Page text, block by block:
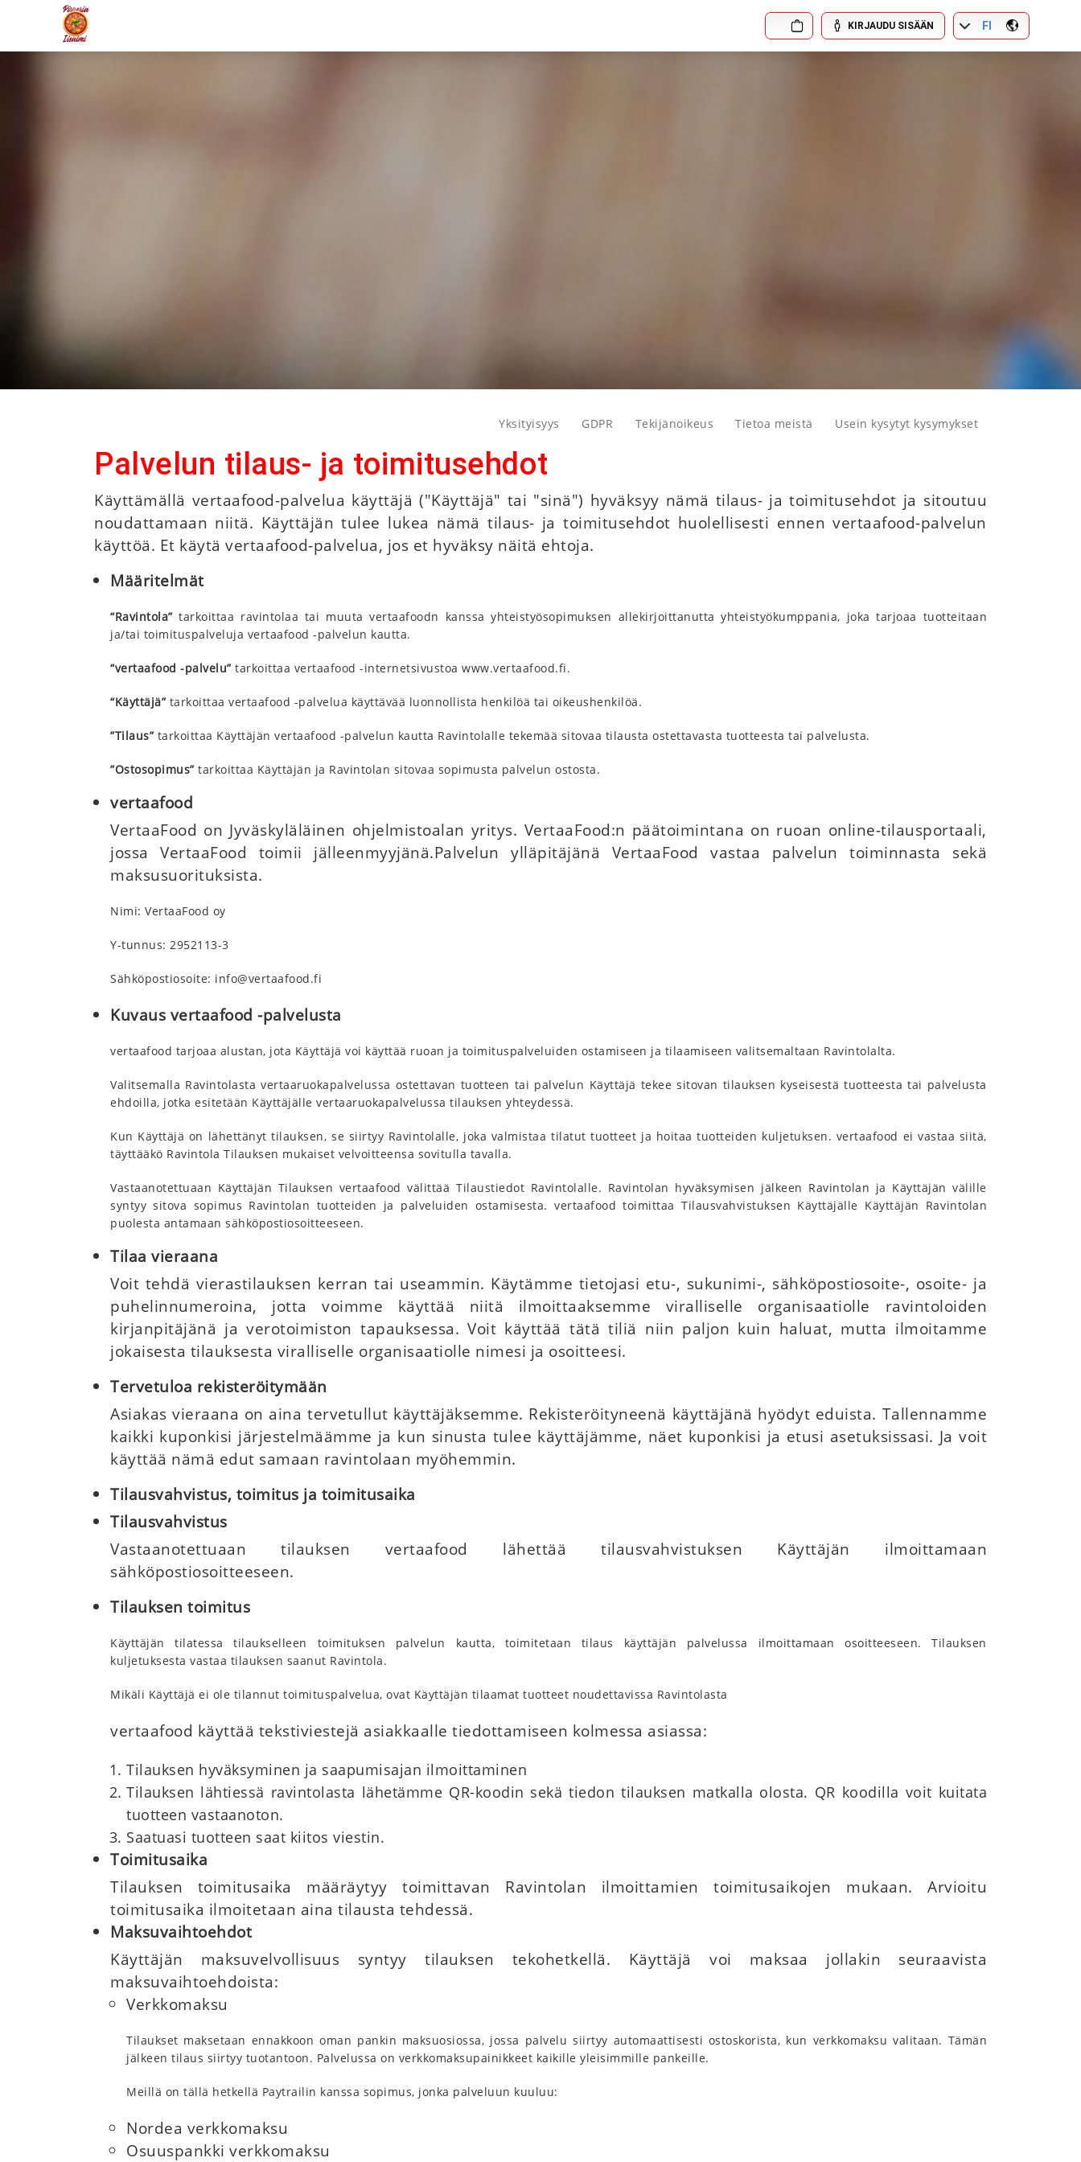
KIRJAUDU SISÄÄN FI
Yksityisyys GDPR Tekijänoikeus Tietoa meistä Usein kysytyt kysymykset
Palvelun tilaus- ja toimitusehdot
Käyttämällä vertaafood-palvelua käyttäjä ("Käyttäjä" tai "sinä") hyväksyy nämä tilaus- ja toimitusehdot ja sitoutuu
noudattamaan niitä. Käyttäjän tulee lukea nämä tilaus- ja toimitusehdot huolellisesti ennen vertaafood-palvelun
käyttöä. Et käytä vertaafood-palvelua, jos et hyväksy näitä ehtoja.
Määritelmät
“Ravintola”tarkoittaa ravintolaa tai muuta vertaafoodn kanssa yhteistyösopimuksen allekirjoittanutta yhteistyökumppania, joka tarjoaa tuotteitaan
ja/tai toimituspalveluja vertaafood -palvelun kautta.
“vertaafood -palvelu”tarkoittaa vertaafood -internetsivustoa www.vertaafood.fi.
“Käyttäjä”tarkoittaa vertaafood -palvelua käyttävää luonnollista henkilöä tai oikeushenkilöä.
”Tilaus”tarkoittaa Käyttäjän vertaafood -palvelun kautta Ravintolalle tekemää sitovaa tilausta ostettavasta tuotteesta tai palvelusta.
”Ostosopimus”tarkoittaa Käyttäjän ja Ravintolan sitovaa sopimusta palvelun ostosta.
vertaafood
VertaaFood on Jyväskyläläinen ohjelmistoalan yritys. VertaaFood:n päätoimintana on ruoan online-tilausportaali,
jossa VertaaFood toimii jälleenmyyjänä.Palvelun ylläpitäjänä VertaaFood vastaa palvelun toiminnasta sekä
maksusuorituksista.
Nimi: VertaaFood oy
Y-tunnus: 2952113-3
Sähköpostiosoite: info@vertaafood.fi
Kuvaus vertaafood -palvelusta
vertaafood tarjoaa alustan, jota Käyttäjä voi käyttää ruoan ja toimituspalveluiden ostamiseen ja tilaamiseen valitsemaltaan Ravintolalta.
Valitsemalla Ravintolasta vertaaruokapalvelussa ostettavan tuotteen tai palvelun Käyttäjä tekee sitovan tilauksen kyseisestä tuotteesta tai palvelusta
ehdoilla, jotka esitetään Käyttäjälle vertaaruokapalvelussa tilauksen yhteydessä.
Kun Käyttäjä on lähettänyt tilauksen, se siirtyy Ravintolalle, joka valmistaa tilatut tuotteet ja hoitaa tuotteiden kuljetuksen. vertaafood ei vastaa siitä,
täyttääkö Ravintola Tilauksen mukaiset velvoitteensa sovitulla tavalla.
Vastaanotettuaan Käyttäjän Tilauksen vertaafood välittää Tilaustiedot Ravintolalle. Ravintolan hyväksymisen jälkeen Ravintolan ja Käyttäjän välille
syntyy sitova sopimus Ravintolan tuotteiden ja palveluiden ostamisesta. vertaafood toimittaa Tilausvahvistuksen Käyttäjälle Käyttäjän Ravintolan
puolesta antamaan sähköpostiosoitteeseen.
Tilaa vieraana
Voit tehdä vierastilauksen kerran tai useammin. Käytämme tietojasi etu-, sukunimi-, sähköpostiosoite-, osoite- ja
puhelinnumeroina, jotta voimme käyttää niitä ilmoittaaksemme viralliselle organisaatiolle ravintoloiden
kirjanpitäjänä ja verotoimiston tapauksessa. Voit käyttää tätä tiliä niin paljon kuin haluat, mutta ilmoitamme
jokaisesta tilauksesta viralliselle organisaatiolle nimesi ja osoitteesi.
Tervetuloa rekisteröitymään
Asiakas vieraana on aina tervetullut käyttäjäksemme. Rekisteröityneenä käyttäjänä hyödyt eduista. Tallennamme
kaikki kuponkisi järjestelmäämme ja kun sinusta tulee käyttäjämme, näet kuponkisi ja etusi asetuksissasi. Ja voit
käyttää nämä edut samaan ravintolaan myöhemmin.
Tilausvahvistus, toimitus ja toimitusaika
Tilausvahvistus
Vastaanotettuaan tilauksen vertaafood lähettää tilausvahvistuksen Käyttäjän ilmoittamaan
sähköpostiosoitteeseen.
Tilauksen toimitus
Käyttäjän tilatessa tilaukselleen toimituksen palvelun kautta, toimitetaan tilaus käyttäjän palvelussa ilmoittamaan osoitteeseen. Tilauksen
kuljetuksesta vastaa tilauksen saanut Ravintola.
Mikäli Käyttäjä ei ole tilannut toimituspalvelua, ovat Käyttäjän tilaamat tuotteet noudettavissa Ravintolasta
vertaafood käyttää tekstiviestejä asiakkaalle tiedottamiseen kolmessa asiassa:
Tilauksen hyväksyminen ja saapumisajan ilmoittaminen
Tilauksen lähtiessä ravintolasta lähetämme QR-koodin sekä tiedon tilauksen matkalla olosta. QR koodilla voit kuitata
tuotteen vastaanoton.
Saatuasi tuotteen saat kiitos viestin.
Toimitusaika
Tilauksen toimitusaika määräytyy toimittavan Ravintolan ilmoittamien toimitusaikojen mukaan. Arvioitu
toimitusaika ilmoitetaan aina tilausta tehdessä.
Maksuvaihtoehdot
Käyttäjän maksuvelvollisuus syntyy tilauksen tekohetkellä. Käyttäjä voi maksaa jollakin seuraavista
maksuvaihtoehdoista:
Verkkomaksu
Tilaukset maksetaan ennakkoon oman pankin maksuosiossa, jossa palvelu siirtyy automaattisesti ostoskorista, kun verkkomaksu valitaan. Tämän
jälkeen tilaus siirtyy tuotantoon. Palvelussa on verkkomaksupainikkeet kaikille yleisimmille pankeille.
Meillä on tällä hetkellä Paytrailin kanssa sopimus, jonka palveluun kuuluu:
Nordea verkkomaksu
Osuuspankki verkkomaksu